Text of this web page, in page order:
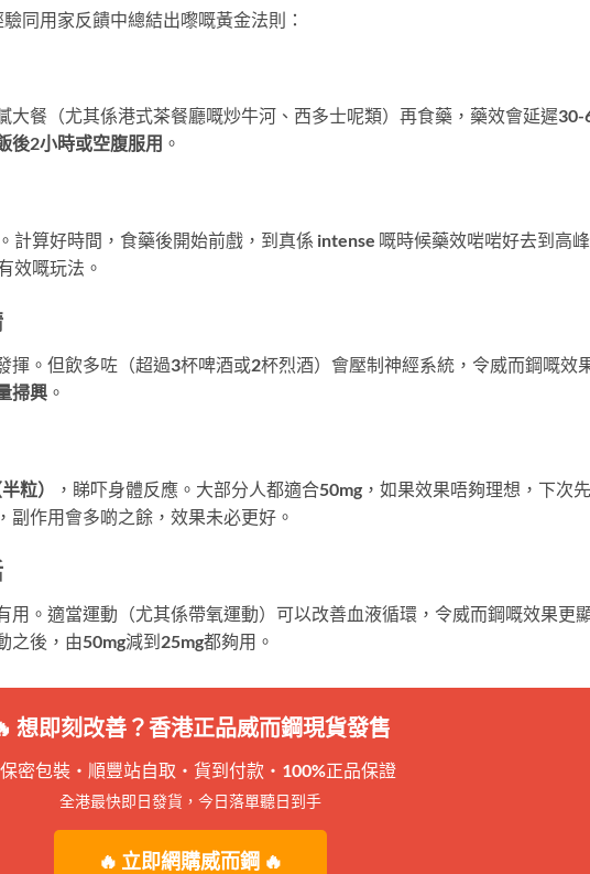
同用家反饋中總結出嚟嘅黃金法則：
大餐（尤其係港式茶餐廳嘅炒牛河、西多士呢類）再食藥，藥效會延遲30-
後2小時或空腹服用 。
計算好時間，食藥後開始前戲，到真係 intense 嘅時候藥效啱啱好去到高
效嘅玩法。
揮。但飲多咗（超過3杯啤酒或2杯烈酒）會壓制神經系統，令威而鋼嘅效
掃興 。
粒）
，睇吓身體反應。大部分人都適合50mg，如果效果唔夠理想，下次
副作用會多啲之餘，效果未必更好。
用。適當運動（尤其係帶氧運動）可以改善血液循環，令威而鋼嘅效果更
後，由50mg減到25mg都夠用。
想即刻改善？香港正品威而鋼現貨發售
保密包裝・順豐站自取・貨到付款・100%正品保證
全港最快即日發貨，今日落單聽日到手
🔥 立即網購威而鋼 🔥